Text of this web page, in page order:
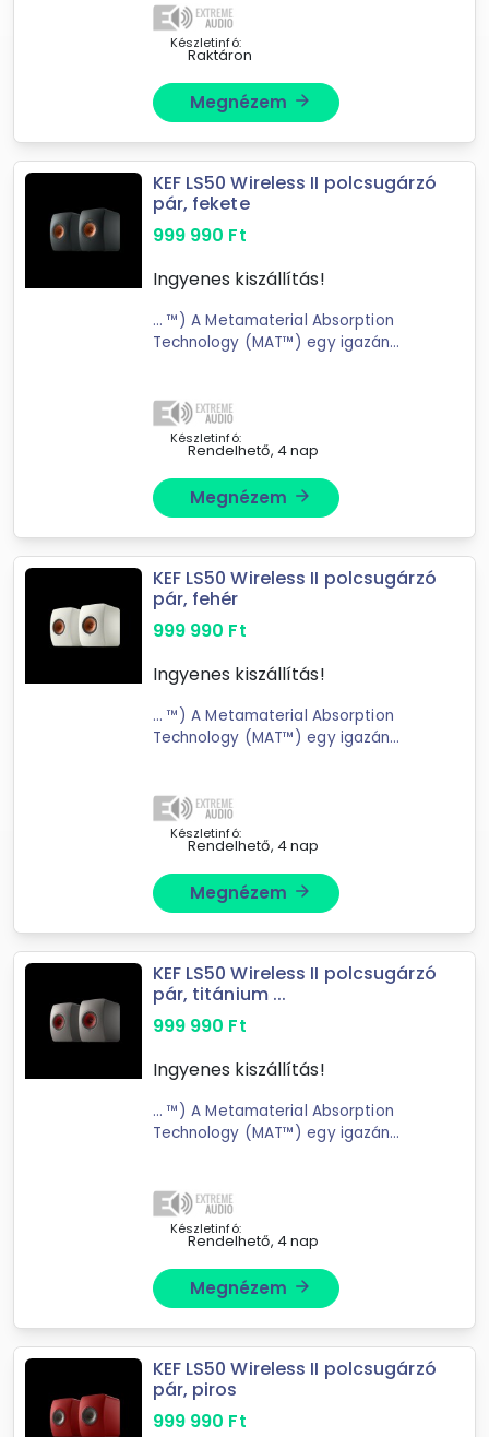
szimulációkon és precíz mérnöki
munkán alapul ...
Készletinfó:
Raktáron
Megnézem arrow_forward
KEF LS50 Wireless II polcsugárzó
pár, fekete
999 990 Ft
Ingyenes kiszállítás!
... ™) A Metamaterial Absorption
Technology (MAT™) egy igazán
rendkívül összetett; labirintusszerű
szerkezet; amely elnyeli a ...
Készletinfó:
Rendelhető, 4 nap
Megnézem arrow_forward
KEF LS50 Wireless II polcsugárzó
pár, fehér
999 990 Ft
Ingyenes kiszállítás!
... ™) A Metamaterial Absorption
Technology (MAT™) egy igazán
rendkívül összetett; labirintusszerű
szerkezet; amely elnyeli a ...
Készletinfó:
Rendelhető, 4 nap
Megnézem arrow_forward
KEF LS50 Wireless II polcsugárzó
pár, titánium ...
999 990 Ft
Ingyenes kiszállítás!
... ™) A Metamaterial Absorption
Technology (MAT™) egy igazán
rendkívül összetett; labirintusszerű
szerkezet; amely elnyeli a ...
Készletinfó:
Rendelhető, 4 nap
Megnézem arrow_forward
KEF LS50 Wireless II polcsugárzó
pár, piros
999 990 Ft